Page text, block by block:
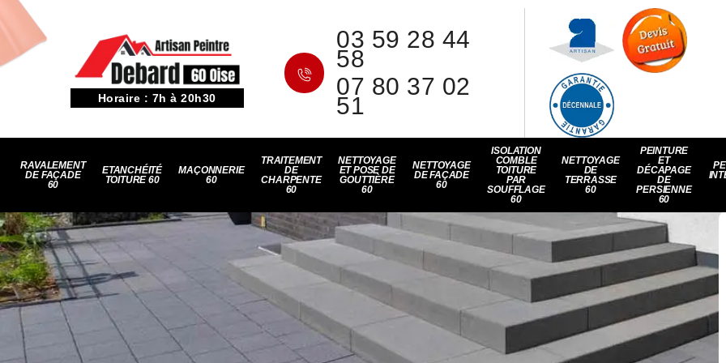
Horaire : 7h à 20h30
03 59 28 44
58
07 80 37 02
51
RAVALEMENT
DE FAÇADE
60
ETANCHÉITÉ
TOITURE 60
MAÇONNERIE
60
TRAITEMENT
DE
CHARPENTE
60
NETTOYAGE
ET POSE DE
GOUTTIÈRE
60
NETTOYAGE
DE FAÇADE
60
ISOLATION
COMBLE
TOITURE
PAR
SOUFFLAGE
60
NETTOYAGE
DE
TERRASSE
60
PEINTURE
ET
DÉCAPAGE
DE
PERSIENNE
60